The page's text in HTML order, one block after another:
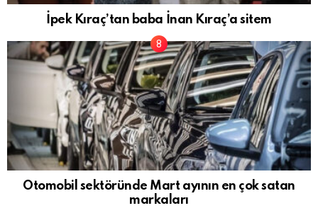
İpek Kıraç’tan baba İnan Kıraç’a sitem
Otomobil sektöründe Mart ayının en çok satan
markaları